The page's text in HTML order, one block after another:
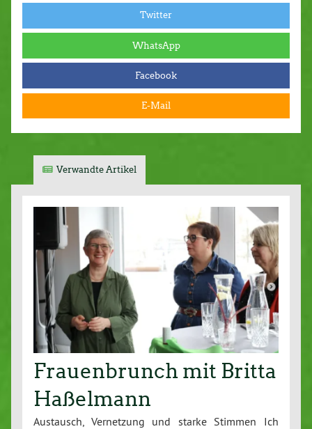
Twitter
WhatsApp
Facebook
E-Mail
Verwandte Artikel
Frauenbrunch mit Britta
Haßelmann
Austausch, Vernetzung und starke Stimmen Ich